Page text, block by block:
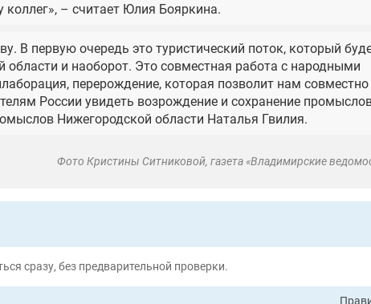
– считает Юлия Бояркина.
В первую очередь это туристический поток, который
и наоборот. Это совместная работа с народными
перерождение, которая позволит нам совместно
России увидеть возрождение и сохранение
Нижегородской области Наталья Гвилия.
Фото Кристины Ситниковой, газета «Владимирские
сразу, без предварительной проверки.